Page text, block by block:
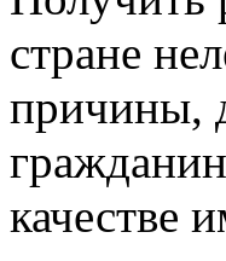
стране
причины,
качестве